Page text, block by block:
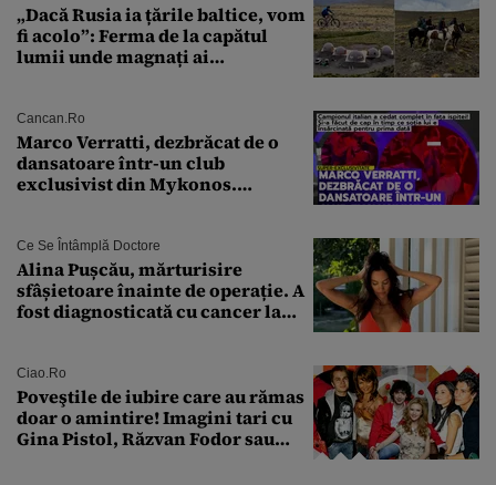
„Dacă Rusia ia țările baltice, vom
fi acolo”: Ferma de la capătul
lumii unde magnați ai
Cancan.ro
Marco Verratti, dezbrăcat de o
dansatoare într-un club
exclusivist din Mykonos.
Ce Se Întâmplă Doctore
Alina Pușcău, mărturisire
sfâșietoare înainte de operație. A
fost diagnosticată cu cancer la
îmi salvez viața”
Ciao.ro
Poveştile de iubire care au rămas
doar o amintire! Imagini tari cu
Gina Pistol, Răzvan Fodor sau